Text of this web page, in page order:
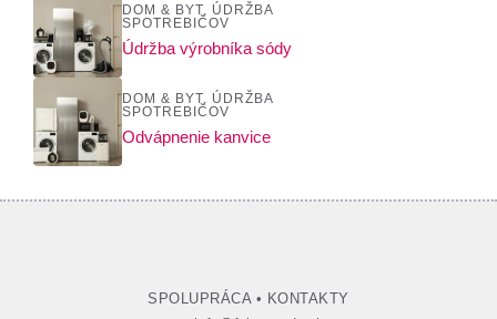
DOM & BYT, ÚDRŽBA
SPOTREBIČOV
Údržba výrobníka sódy
DOM & BYT, ÚDRŽBA
SPOTREBIČOV
Odvápnenie kanvice
SPOLUPRÁCA• KONTAKTY